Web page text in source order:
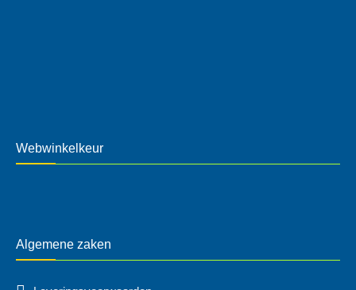
Webwinkelkeur
Algemene zaken